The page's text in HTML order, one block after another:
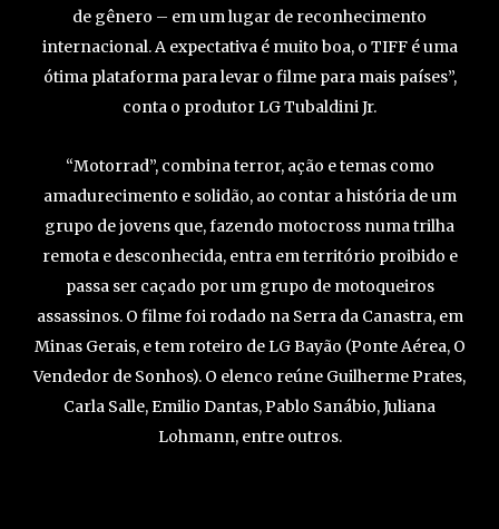
de gênero – em um lugar de reconhecimento
internacional. A expectativa é muito boa, o TIFF é uma
ótima plataforma para levar o filme para mais países”,
conta o produtor LG Tubaldini Jr.
“Motorrad”, combina terror, ação e temas como
amadurecimento e solidão, ao contar a história de um
grupo de jovens que, fazendo motocross numa trilha
remota e desconhecida, entra em território proibido e
passa ser caçado por um grupo de motoqueiros
assassinos. O filme foi rodado na Serra da Canastra, em
Minas Gerais, e tem roteiro de LG Bayão (Ponte Aérea, O
Vendedor de Sonhos). O elenco reúne Guilherme Prates,
Carla Salle, Emilio Dantas, Pablo Sanábio, Juliana
Lohmann, entre outros.